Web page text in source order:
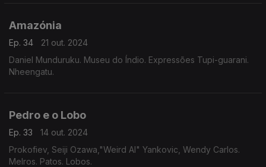
Amazónia
Ep. 34
21 out. 2024
Daniel Munduruku. Museu do Índio. Expressões Tupi-guarani.
Nheengatu.
Pedro e o Lobo
Ep. 33
14 out. 2024
Prokofiev, Seiji Ozawa,"Weird Al" Yankovic, Wendy Carlos.
Melros. Patos. Lobos.